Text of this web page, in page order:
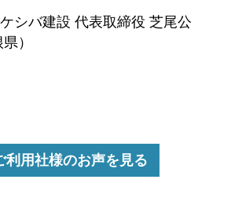
シバ建設 代表取締役 芝尾公
）
利用社様のお声を見る